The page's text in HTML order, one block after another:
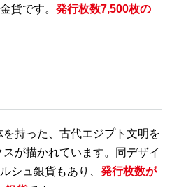
貨です。 発行枚数7,500枚の
持った、古代エジプト文明を
が描かれています。同デザイ
シュ銀貨もあり、 発行枚数が